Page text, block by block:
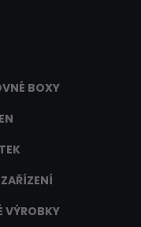
BOXY
VÝROBKY